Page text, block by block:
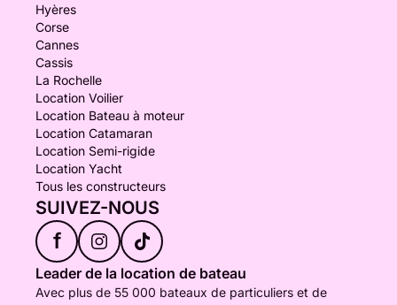
Hyères
Corse
Cannes
Cassis
La Rochelle
Location Voilier
Location Bateau à moteur
Location Catamaran
Location Semi-rigide
Location Yacht
Tous les constructeurs
SUIVEZ-NOUS
f
Leader de la location de bateau
Avec plus de 55 000 bateaux de particuliers et de